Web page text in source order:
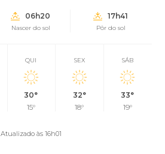
06h20
Nascer do sol
17h41
Pôr do sol
QUI
30°
15°
SEX
32°
18°
SÁB
33°
19°
Atualizado às 16h01